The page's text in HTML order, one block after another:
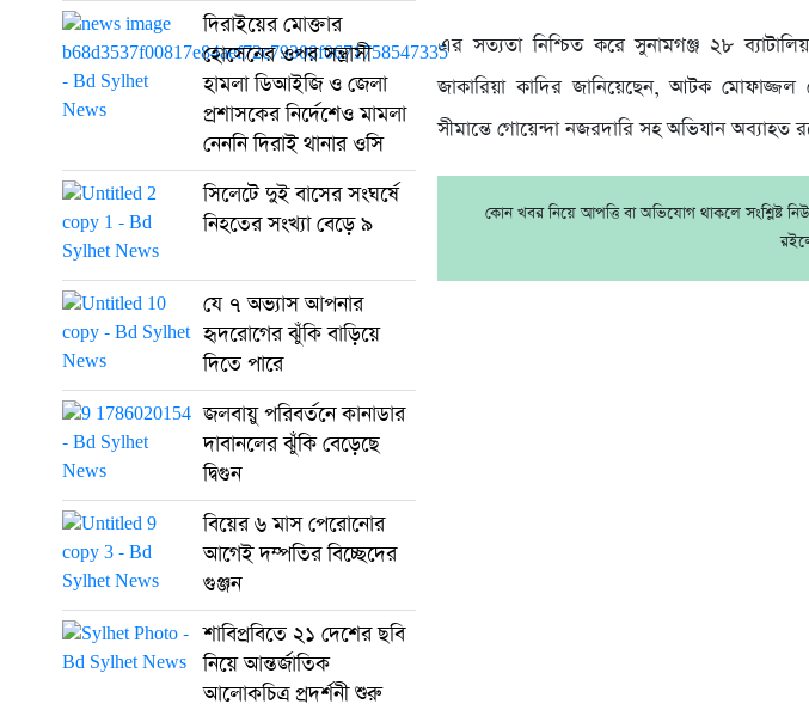
দিরাইয়ের মোক্তার
হোসেনের ওপর সন্ত্রাসী
হামলা ডিআইজি ও জেলা
প্রশাসকের নির্দেশেও মামলা
নেননি দিরাই থানার ওসি
সিলেটে দুই বাসের সংঘর্ষে
নিহতের সংখ্যা বেড়ে ৯
যে ৭ অভ্যাস আপনার
হৃদরোগের ঝুঁকি বাড়িয়ে
দিতে পারে
জলবায়ু পরিবর্তনে কানাডার
দাবানলের ঝুঁকি বেড়েছে
দ্বিগুন
বিয়ের ৬ মাস পেরোনোর
আগেই দম্পতির বিচ্ছেদের
গুঞ্জন
শাবিপ্রবিতে ২১ দেশের ছবি
নিয়ে আন্তর্জাতিক
আলোকচিত্র প্রদর্শনী শুরু
এর সত্যতা নিশ্চিত করে সুনামগঞ্জ ২৮
জাকারিয়া কাদির জানিয়েছেন, আটক মোফাজ্জল
সীমান্তে গোয়েন্দা নজরদারি সহ অভিযান অব্যাহত
কোন খবর নিয়ে আপত্তি বা অভিযোগ থাকলে সংশ্লিষ্ট